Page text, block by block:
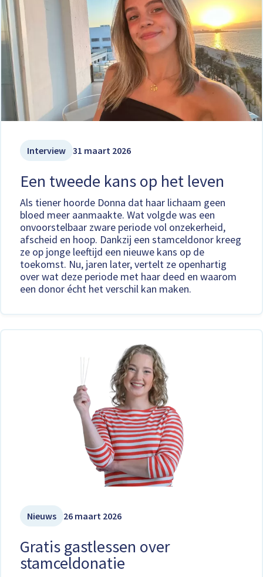
Interview 31 maart 2026
Een tweede kans op het leven
Als tiener hoorde Donna dat haar lichaam geen
bloed meer aanmaakte. Wat volgde was een
onvoorstelbaar zware periode vol onzekerheid,
afscheid en hoop. Dankzij een stamceldonor kreeg
ze op jonge leeftijd een nieuwe kans op de
toekomst. Nu, jaren later, vertelt ze openhartig
over wat deze periode met haar deed en waarom
een donor écht het verschil kan maken.
Nieuws 26 maart 2026
Gratis gastlessen over
stamceldonatie